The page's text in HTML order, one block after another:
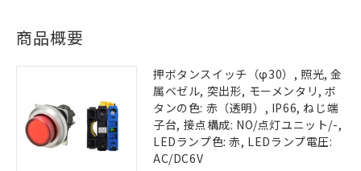
商品概要
押ボタンスイッチ（φ30）, 照光, 金
属ベゼル, 突出形, モーメンタリ, ボ
タンの色: 赤（透明）, IP66, ねじ端
子台, 接点構成: NO/点灯ユニット/-,
LEDランプ色: 赤, LEDランプ電圧:
AC/DC6V